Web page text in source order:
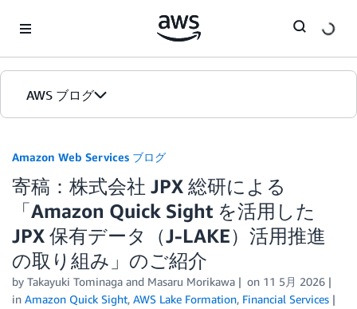
AWS ブログ
カテゴリ
エディション
Amazon Web Services ブログ
寄稿：株式会社 JPX 総研による
「Amazon Quick Sight を活用した
JPX 保有データ（J-LAKE）活用推進
の取り組み」のご紹介
by Takayuki Tominaga and Masaru Morikawa on 11 5月 2026
in Amazon Quick Sight, AWS Lake Formation, Financial Services